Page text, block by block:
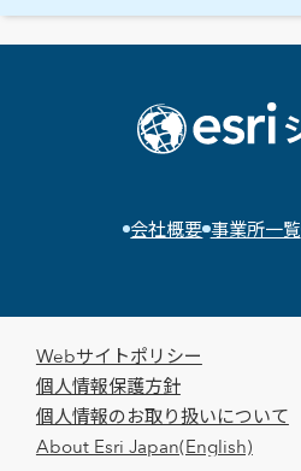
会社概要 事業所一覧
Webサイトポリシー
個人情報保護方針
個人情報のお取り扱いについて
About Esri Japan(English)